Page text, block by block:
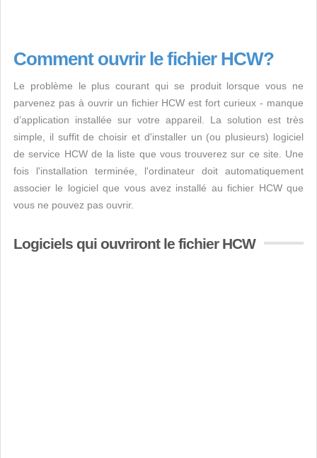
Comment ouvrir le fichier HCW?
Le problème le plus courant qui se produit lorsque vous ne
parvenez pas à ouvrir un fichier HCW est fort curieux - manque
d’application installée sur votre appareil. La solution est très
simple, il suffit de choisir et d'installer un (ou plusieurs) logiciel
de service HCW de la liste que vous trouverez sur ce site. Une
fois l'installation terminée, l'ordinateur doit automatiquement
associer le logiciel que vous avez installé au fichier HCW que
vous ne pouvez pas ouvrir.
Logiciels qui ouvriront le fichier HCW